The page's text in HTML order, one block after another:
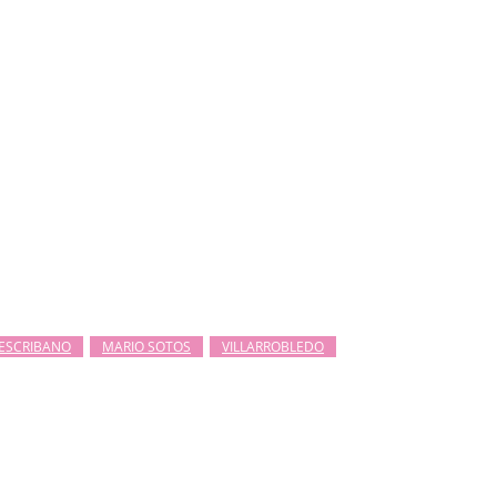
MARIO SOTOS VILLARROBLEDO